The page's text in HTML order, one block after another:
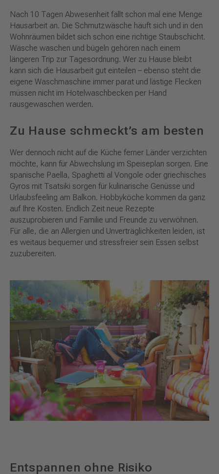
Nach 10 Tagen Abwesenheit fällt schon mal eine Menge
Hausarbeit an. Die Schmutzwäsche häuft sich und in den
Wohnräumen bildet sich schon eine richtige Staubschicht.
Wäsche waschen und bügeln gehören nach einem
längeren Trip zur Tagesordnung. Wer zu Hause bleibt
kann sich die Hausarbeit gut einteilen – ebenso steht die
eigene Waschmaschine immer parat und lästige Flecken
müssen nicht im Hotelwaschbecken per Hand
rausgewaschen werden.
Zu Hause schmeckt’s am besten
Wer dennoch nicht auf die Küche ferner Länder verzichten
möchte, kann für Abwechslung im Speiseplan sorgen. Eine
spanische Paella, Spaghetti al Vongole oder griechisches
Gyros mit Tsatsiki sorgen für kulinarische Genüsse und
Urlaubsfeeling am Balkon. Hobbyköche kommen da ganz
auf Ihre Kosten. Endlich Zeit neue Rezepte
auszuprobieren und Familie und Freunde zu verwöhnen.
Für alle, die an Allergien und Unverträglichkeiten leiden, ist
es weitaus bequemer und stressfreier sein Essen selbst
zuzubereiten.
Entspannen ohne Risiko